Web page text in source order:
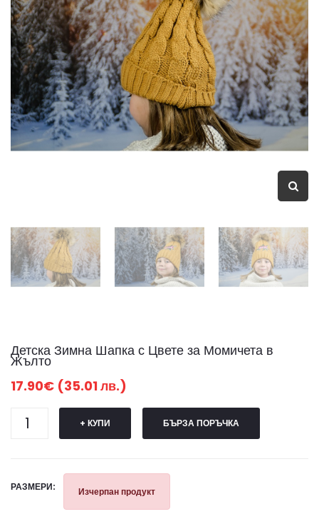
Детска Зимна Шапка с Цвете за Момичета в
Жълто
17.90€ (35.01 лв.)
+ КУПИ БЪРЗА ПОРЪЧКА
РАЗМЕРИ: Изчерпан продукт